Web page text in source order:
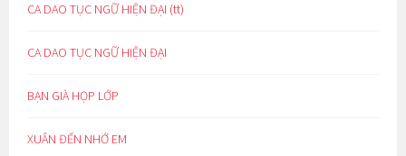
CA DAO TỤC NGỮ HIỆN ĐẠI (tt)
CA DAO TỤC NGỮ HIỆN ĐẠI
BẠN GIÀ HỌP LỚP
XUÂN ĐẾN NHỚ EM